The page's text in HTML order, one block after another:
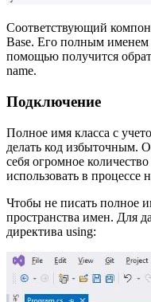
Соответствующий
Base. Его полным именем
помощью получится
name.
Подключение
Полное имя класса с
делать код избыточным.
себя огромное
использовать в процессе
Чтобы не писать полное
пространства имен. Для
директива using: